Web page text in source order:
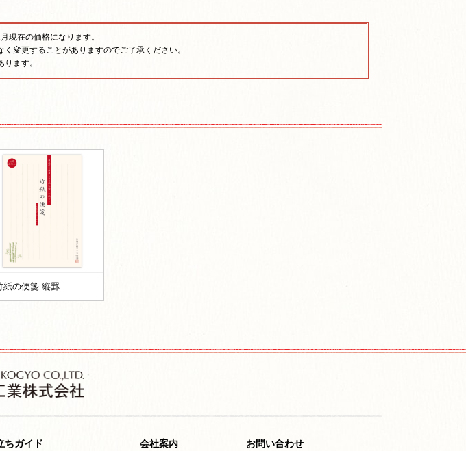
現在の価格になります。
変更することがありますのでご了承ください。
ます。
紙の便箋 縦罫
ちガイド 会社案内 お問い合わせ